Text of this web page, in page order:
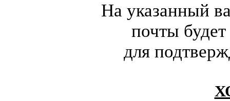
На указанный
почты
для